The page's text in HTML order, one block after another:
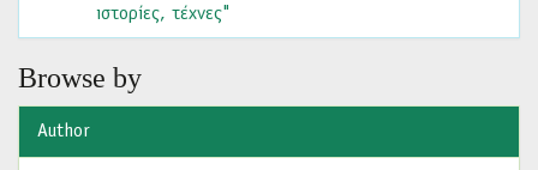
ιστορίες, τέχνες"
Browse by
Author